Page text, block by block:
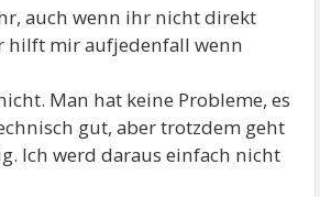
auch wenn ihr nicht direkt
hilft mir aufjedenfall wenn
Man hat keine Probleme, es
gut, aber trotzdem geht
Ich werd daraus einfach nicht